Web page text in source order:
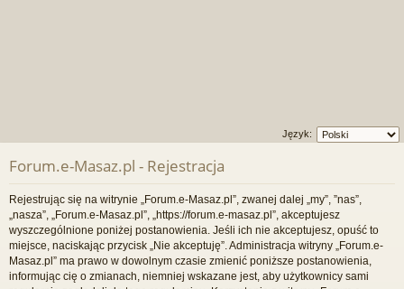
Język:
Forum.e-Masaz.pl - Rejestracja
Rejestrując się na witrynie „Forum.e-Masaz.pl”, zwanej dalej „my”, ”nas”,
„nasza”, „Forum.e-Masaz.pl”, „https://forum.e-masaz.pl”, akceptujesz
wyszczególnione poniżej postanowienia. Jeśli ich nie akceptujesz, opuść to
miejsce, naciskając przycisk „Nie akceptuję”. Administracja witryny „Forum.e-
Masaz.pl” ma prawo w dowolnym czasie zmienić poniższe postanowienia,
informując cię o zmianach, niemniej wskazane jest, aby użytkownicy sami